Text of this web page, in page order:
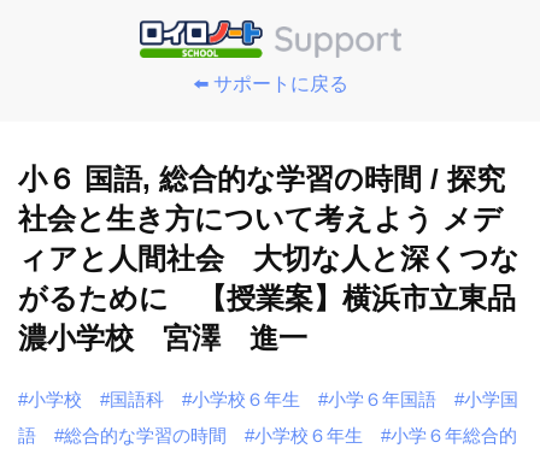
⬅️ サポートに戻る
小６ 国語, 総合的な学習の時間 / 探究
社会と生き方について考えよう メデ
ィアと人間社会 大切な人と深くつな
がるために 【授業案】横浜市立東品
濃小学校 宮澤 進一
#小学校 #国語科 #小学校６年生 #小学６年国語
#小学国
語
#総合的な学習の時間 #小学校６年生
#小学６年総合的